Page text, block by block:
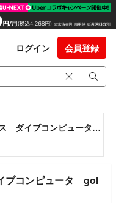
ログイン 会員登録
スキューバプロ クロミス ダイブコンピュータ gold
ブコンピュータ gol